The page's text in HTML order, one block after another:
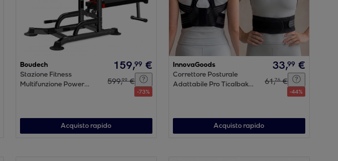
Boudech
Stazione Fitness
Multifunzione Power
trazioni e addominali
159,99 €
599,99 €
-73%
Acquisto rapido
InnovaGoods
Correttore Posturale
Adattabile Pro Ticalbak
33,99 €
61,76 €
-44%
Acquisto rapido